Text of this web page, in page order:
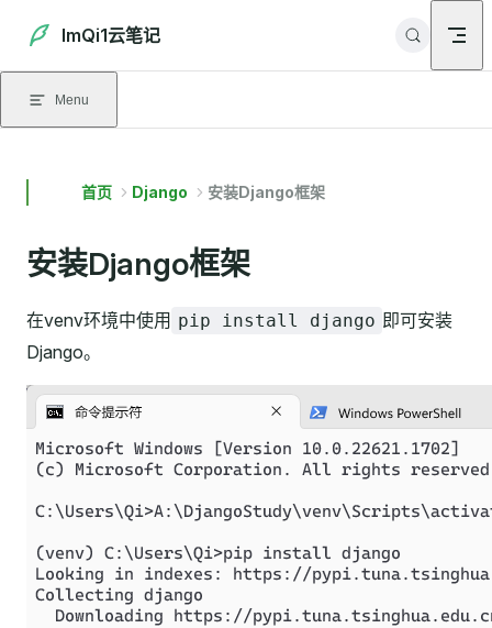
Skip to content
ImQi1云笔记
Menu
首页 Django 安装Django框架
安装Django框架
在venv环境中使用 pip install django 即可安装
Django。